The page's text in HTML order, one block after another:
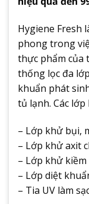
Hygiene Fresh
phong trong
thực phẩm của
thống lọc đa
khuẩn phát
tủ lạnh. Các lớp
– Lớp khử bụi,
– Lớp khử axit
– Lớp khử
– Lớp diệt
– Tia UV làm